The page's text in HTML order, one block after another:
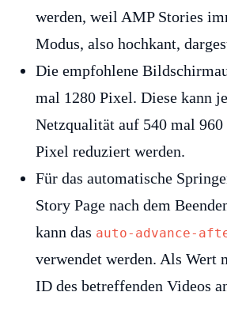
werden, weil AMP Stories
Modus, also hochkant,
Die empfohlene
mal 1280 Pixel. Diese kann
Netzqualität auf 540 mal
Pixel reduziert werden.
Für das automatische
Story Page nach dem
kann das auto-advance-
verwendet werden. Als Wert
ID des betreffenden Videos